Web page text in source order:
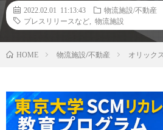
2022.02.01 11:13:43
物流施設/不動産
プレスリリースなど
物流施設
HOME 物流施設/不動産 オリック